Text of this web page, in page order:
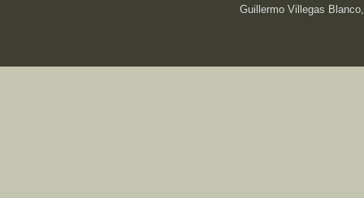
Guillermo Villegas